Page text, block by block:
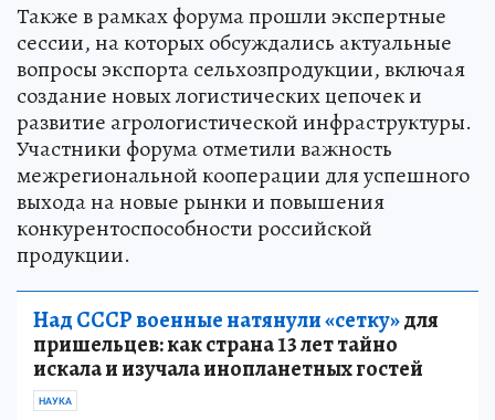
Также в рамках форума прошли экспертные
сессии, на которых обсуждались актуальные
вопросы экспорта сельхозпродукции, включая
создание новых логистических цепочек и
развитие агрологистической инфраструктуры.
Участники форума отметили важность
межрегиональной кооперации для успешного
выхода на новые рынки и повышения
конкурентоспособности российской
продукции.
Над СССР военные натянули «сетку»для
пришельцев: как страна 13 лет тайно
искала и изучала инопланетных гостей
НАУКА